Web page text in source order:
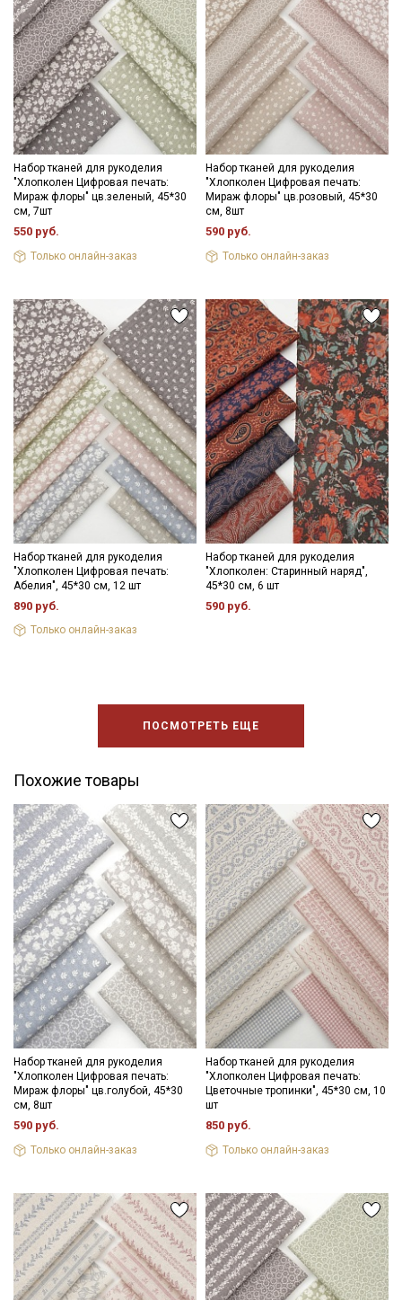
Набор тканей для рукоделия
"Хлопколен Цифровая печать:
Мираж флоры" цв.зеленый, 45*30
см, 7шт
550 руб.
Только онлайн-заказ
Набор тканей для рукоделия
"Хлопколен Цифровая печать:
Мираж флоры" цв.розовый, 45*30
см, 8шт
590 руб.
Только онлайн-заказ
Набор тканей для рукоделия
"Хлопколен Цифровая печать:
Абелия", 45*30 см, 12 шт
890 руб.
Только онлайн-заказ
Набор тканей для рукоделия
"Хлопколен: Старинный наряд",
45*30 см, 6 шт
590 руб.
ПОСМОТРЕТЬ ЕЩЕ
Похожие товары
Набор тканей для рукоделия
"Хлопколен Цифровая печать:
Мираж флоры" цв.голубой, 45*30
см, 8шт
590 руб.
Только онлайн-заказ
Набор тканей для рукоделия
"Хлопколен Цифровая печать:
Цветочные тропинки", 45*30 см, 10
шт
850 руб.
Только онлайн-заказ
категории тканей
Электронная почта
Подписаться
Ознакомлен(а) сПолитикой обработки персональных
данных
Согласие на обработку персональных
Даю Согласие на получение рекламных и